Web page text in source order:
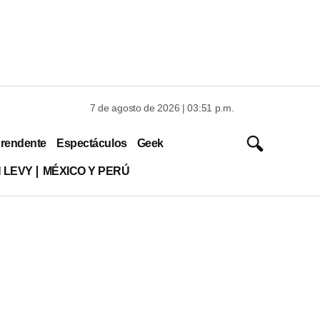
7 de agosto de 2026 | 03:51 p.m.
Espectáculos Geek
LEVY MÉXICO Y PERÚ